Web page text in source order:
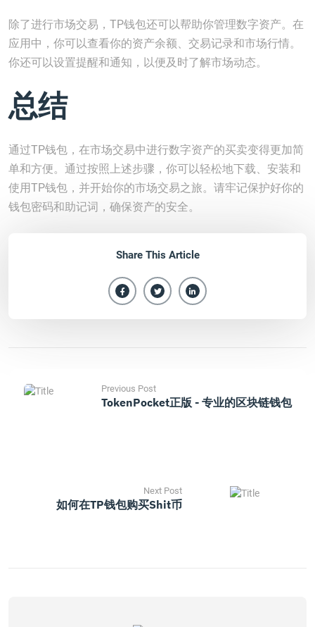
除了进行市场交易，TP钱包还可以帮助你管理数字资产。在
应用中，你可以查看你的资产余额、交易记录和市场行情。
你还可以设置提醒和通知，以便及时了解市场动态。
总结
通过TP钱包，在市场交易中进行数字资产的买卖变得更加简
单和方便。通过按照上述步骤，你可以轻松地下载、安装和
使用TP钱包，并开始你的市场交易之旅。请牢记保护好你的
钱包密码和助记词，确保资产的安全。
Share This Article
Previous Post
TokenPocket正版 - 专业的区块链钱包
Next Post
如何在TP钱包购买Shit币